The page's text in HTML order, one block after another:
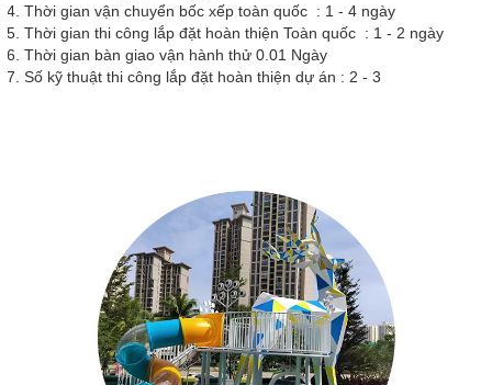
Thời gian vận chuyển bốc xếp toàn quốc : 1 - 4 ngày
Thời gian thi công lắp đặt hoàn thiện Toàn quốc : 1 - 2 ngày
Thời gian bàn giao vận hành thử 0.01 Ngày
Số kỹ thuật thi công lắp đặt hoàn thiện dự án : 2 - 3